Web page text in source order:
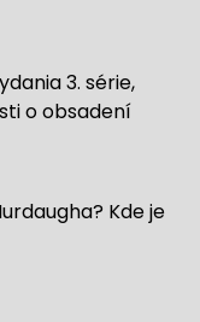
3. série,
o obsadení
Kde je